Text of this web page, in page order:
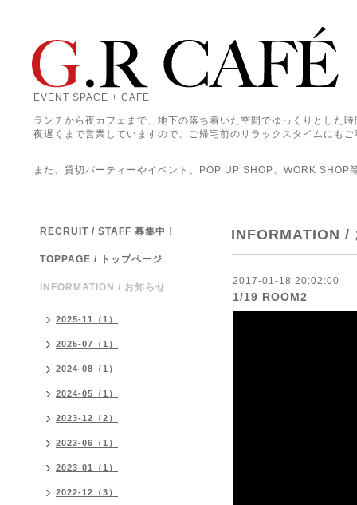
EVENT SPACE + CAFE
ランチから夜カフェまで、地下の落ち着いた空間でゆっくりとした
夜遅くまで営業していますので、ご帰宅前のリラックスタイムにも
また、貸切パーティーやイベント、POP UP SHOP、WORK SHOP
INFORMATION /
2017-01-18 20:02:00
1/19 ROOM2
RECRUIT / STAFF 募集中！
TOPPAGE / トップページ
INFORMATION / お知らせ
2025-11（1）
2025-07（1）
2024-08（1）
2024-05（1）
2023-12（2）
2023-06（1）
2023-01（1）
2022-12（3）